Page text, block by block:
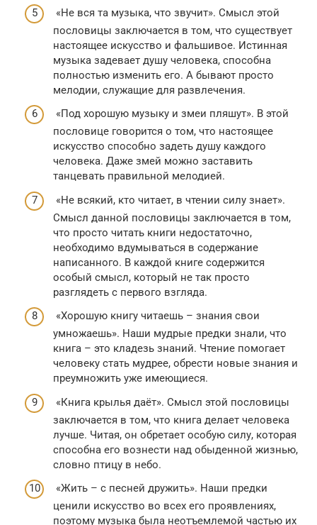
«Не вся та музыка, что звучит». Смысл этой
пословицы заключается в том, что существует
настоящее искусство и фальшивое. Истинная
музыка задевает душу человека, способна
полностью изменить его. А бывают просто
мелодии, служащие для развлечения.
«Под хорошую музыку и змеи пляшут». В этой
пословице говорится о том, что настоящее
искусство способно задеть душу каждого
человека. Даже змей можно заставить
танцевать правильной мелодией.
«Не всякий, кто читает, в чтении силу знает».
Смысл данной пословицы заключается в том,
что просто читать книги недостаточно,
необходимо вдумываться в содержание
написанного. В каждой книге содержится
особый смысл, который не так просто
разглядеть с первого взгляда.
«Хорошую книгу читаешь – знания свои
умножаешь». Наши мудрые предки знали, что
книга – это кладезь знаний. Чтение помогает
человеку стать мудрее, обрести новые знания и
преумножить уже имеющиеся.
«Книга крылья даёт». Смысл этой пословицы
заключается в том, что книга делает человека
лучше. Читая, он обретает особую силу, которая
способна его вознести над обыденной жизнью,
словно птицу в небо.
«Жить – с песней дружить». Наши предки
ценили искусство во всех его проявлениях,
поэтому музыка была неотъемлемой частью их